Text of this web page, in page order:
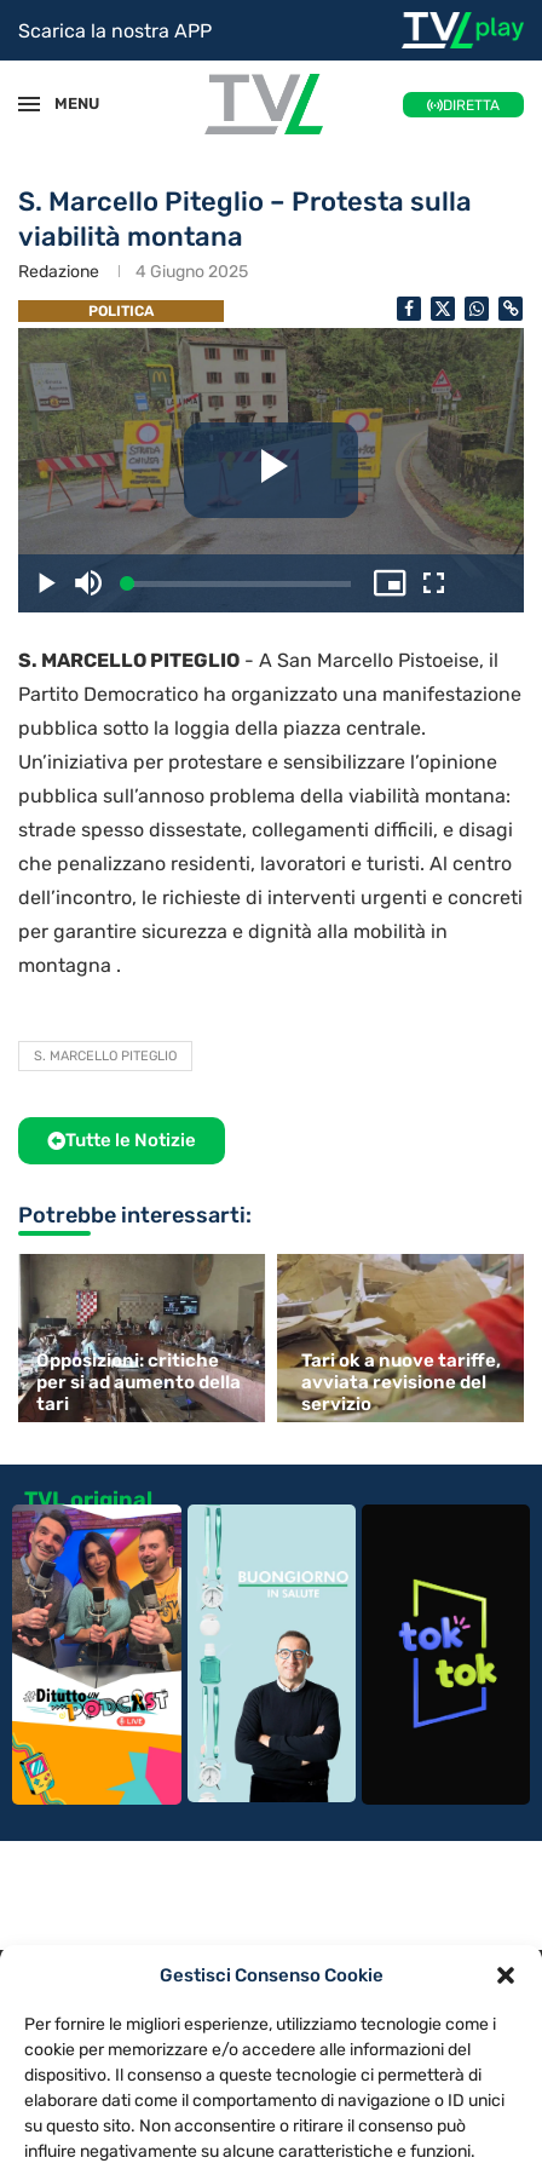
Gestisci Consenso Cookie
Per fornire le migliori esperienze, utilizziamo tecnologie come i
cookie per memorizzare e/o accedere alle informazioni del
dispositivo. Il consenso a queste tecnologie ci permetterà di
elaborare dati come il comportamento di navigazione o ID unici
su questo sito. Non acconsentire o ritirare il consenso può
influire negativamente su alcune caratteristiche e funzioni.
Scarica la nostra APP
MENU DIRETTA
S. Marcello Piteglio – Protesta sulla
viabilità montana
Redazione 4 Giugno 2025
POLITICA
il
video
PlayDisattiva
l’audio
Caricato:
3.10%
Picture-
in-
Schermo
intero
S. MARCELLO PITEGLIO - A San Marcello Pistoeise, il
Partito Democratico ha organizzato una manifestazione
pubblica sotto la loggia della piazza centrale.
Un’iniziativa per protestare e sensibilizzare l’opinione
pubblica sull’annoso problema della viabilità montana:
strade spesso dissestate, collegamenti difficili, e disagi
che penalizzano residenti, lavoratori e turisti. Al centro
dell’incontro, le richieste di interventi urgenti e concreti
per garantire sicurezza e dignità alla mobilità in
montagna .
S. MARCELLO PITEGLIO
Tutte le Notizie
Potrebbe interessarti:
Opposizioni: critiche
per si ad aumento della
tari
Tari ok a nuove tariffe,
avviata revisione del
servizio
TVL original
NOTE LEGALI
CONTATTACI PREFERENZE
TV LIBERA S.P.A.
Via Monteleonese 95/21 – 51100 Pistoia (PT)
Tel. 0573.9136 / Fax 0573.913615